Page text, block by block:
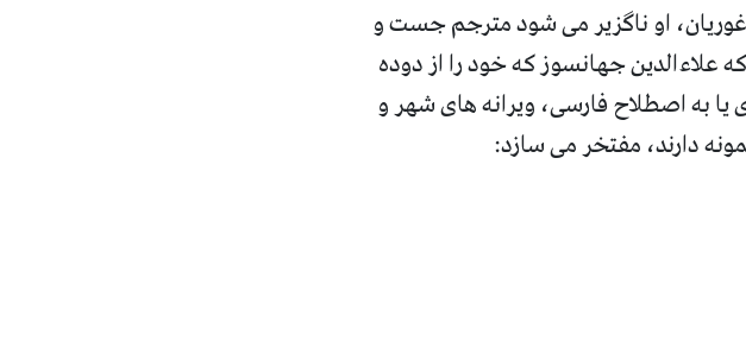
او ناگزیر می شود مترجم جست و
علاءالدین جهانسوز که خود را از دوده
به اصطلاح فارسی، ویرانه های شهر و
دارند، مفتخر می سازد: